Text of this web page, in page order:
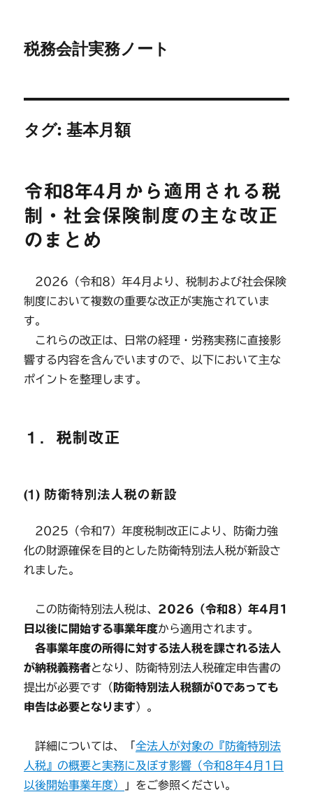
税務会計実務ノート
タグ:基本月額
令和8年4月から適用される税
制・社会保険制度の主な改正
のまとめ
2026（令和8）年4月より、税制および社会保険
制度において複数の重要な改正が実施されていま
す。
これらの改正は、日常の経理・労務実務に直接影
響する内容を含んでいますので、以下において主な
ポイントを整理します。
１．税制改正
(1) 防衛特別法人税の新設
2025（令和7）年度税制改正により、防衛力強
化の財源確保を目的とした防衛特別法人税が新設さ
れました。
この防衛特別法人税は、 2026（令和8）年4月1
日以後に開始する事業年度から適用されます。
各事業年度の所得に対する法人税を課される法人
が納税義務者となり、防衛特別法人税確定申告書の
提出が必要です（ 防衛特別法人税額が0であっても
申告は必要となります）。
詳細については、「全法人が対象の『防衛特別法
人税』の概要と実務に及ぼす影響（令和8年4月1日
以後開始事業年度）
」をご参照ください。